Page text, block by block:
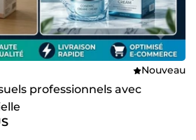
Nouveau
professionnels avec